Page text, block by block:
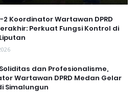
2 Koordinator Wartawan DPRD
Perkuat Fungsi Kontrol di
dan Profesionalisme,
Wartawan DPRD Medan Gelar
Simalungun